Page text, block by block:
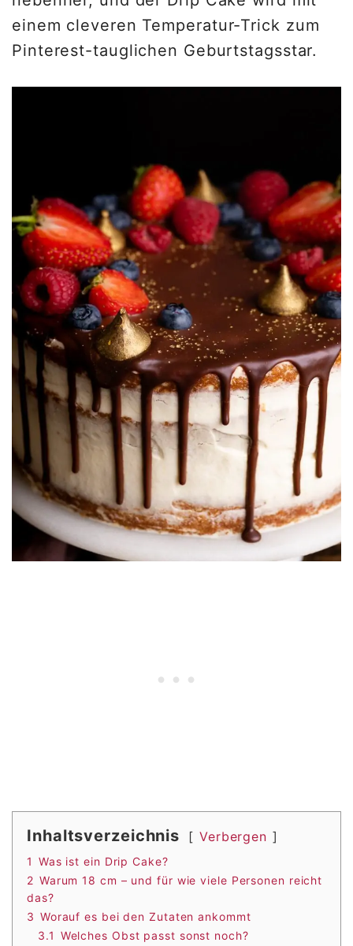
einem cleveren Temperatur-Trick zum
Pinterest-tauglichen Geburtstagsstar.
Inhaltsverzeichnis Verbergen
1 Was ist ein Drip Cake?
2 Warum 18 cm – und für wie viele Personen reicht
das?
3 Worauf es bei den Zutaten ankommt
3.1 Welches Obst passt sonst noch?